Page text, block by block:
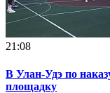
21:08
В Улан-Удэ по
площадку